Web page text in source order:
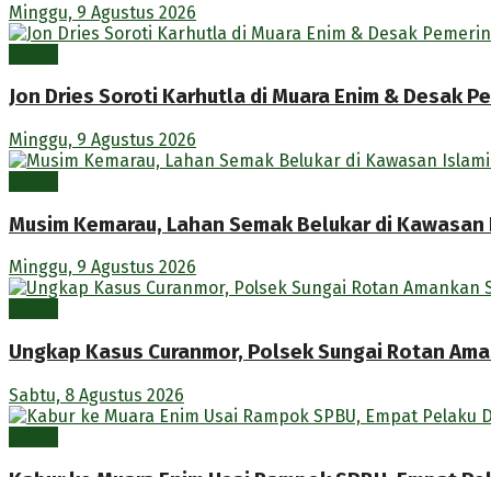
Minggu, 9 Agustus 2026
Jon Dries Soroti Karhutla di Muara Enim & Desak
Minggu, 9 Agustus 2026
Musim Kemarau, Lahan Semak Belukar di
Minggu, 9 Agustus 2026
Ungkap Kasus Curanmor, Polsek Sungai Rotan
Sabtu, 8 Agustus 2026